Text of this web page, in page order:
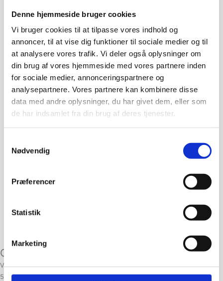
Denne hjemmeside bruger cookies
Vi bruger cookies til at tilpasse vores indhold og
annoncer, til at vise dig funktioner til sociale medier og til
at analysere vores trafik. Vi deler også oplysninger om
din brug af vores hjemmeside med vores partnere inden
for sociale medier, annonceringspartnere og
analysepartnere. Vores partnere kan kombinere disse
data med andre oplysninger, du har givet dem, eller som
de har indsamlet fra din brug af deres tjenester.
Nødvendig
Præferencer
Statistik
Marketing
ophæng
Det sørme, det snart....
kr.85,00
Plastik påskeæg
gul
Det sørme, det snart....
kr.35,00
Det sørme, det snart....
kanin med hjerte
Gymart.dk
Villestoftehaven 98
5210 Odense NV